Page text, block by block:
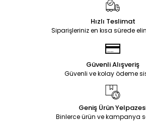
Hızlı Teslimat
Siparişleriniz en kısa sürede
Güvenli Alışveriş
Güvenli ve kolay ödeme
Geniş Ürün
Binlerce ürün ve kampanya